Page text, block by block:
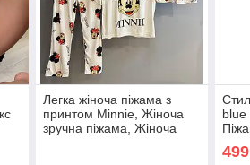
Легка жіноча піжама з
принтом Minnie, Жіноча
зручна піжама, Жіноча
blue
499